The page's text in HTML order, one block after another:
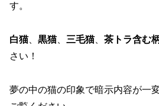
す。
白猫、 黒猫、 三毛猫、 茶トラ含む
さい！
夢の中の猫の印象で暗示内容が一